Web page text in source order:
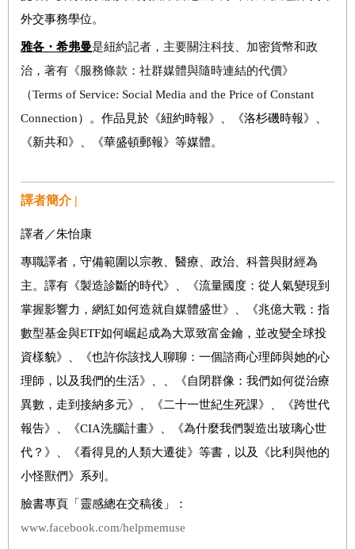
外交事務學位。
雅各・希弗曼是紐約記者，主要關注科技、加密貨幣和政
治，著有《服務條款：社群媒體與隨時連結的代價》
（Terms of Service: Social Media and the Price of Constant
Connection）。作品見於《紐約時報》、《洛杉磯時報》、
《新共和》、《華盛頓郵報》等媒體。
譯者簡介 |
譯者／朱怡康
專職譯者，守備範圍以宗教、醫療、政治、科普與財經為
主。譯有《製造診斷的時代》、《流量國度：從人氣變現到
掌握影響力，網紅如何造就自媒體盛世》、《兆億大戰：指
數型基金與ETF如何崛起成為大眾致富金鑰，並改變全球投
資樣貌》、《也許你該找人聊聊：一個諮商心理師與她的心
理師，以及我們的生活》、、《自閉群像：我們如何從治療
異數，走到接納多元》、《二十一世紀生死課》、《跨世代
報告》、《CIA洗腦計畫》、《為什麼我們製造出玻璃心世
代？》、《看得見的人類大遷徙》等書，以及《比利與他的
小怪獸們》系列。
臉書專頁「靈感總在交稿後」：
www.facebook.com/helpmemuse